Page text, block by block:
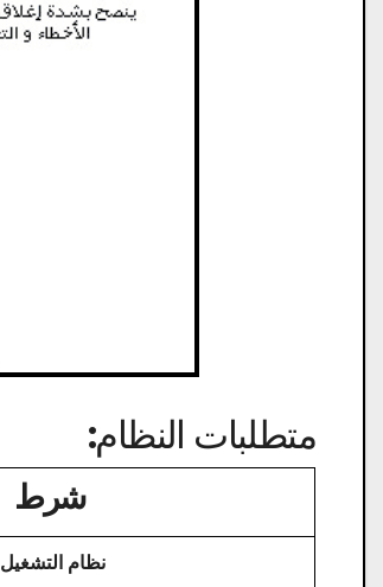
متطلبات النظام:
شرط
نظام التشغيل